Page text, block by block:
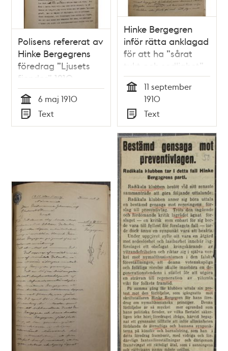
Polisens refererat av
Hinke Bergegrens
föredrag ”Ljusets
fiender” 1910
Tid
6 maj 1910
Typ
Text
Hinke Bergegren
inför rätta anklagad
för att ha ”sårat
tukt och sedlighet”
1910
11 september
1910
Typ
Text